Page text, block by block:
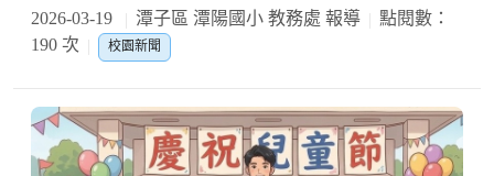
2026-03-19 潭子區 潭陽國小 教務處 報導
點閱數：
190 次
校園新聞